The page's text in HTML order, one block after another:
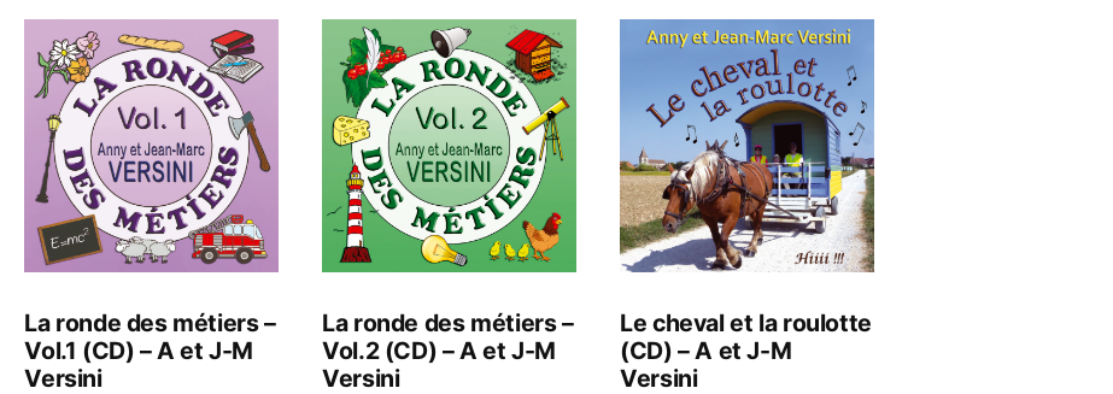
La ronde des métiers –
Vol.1 (CD) – A et J-M
Versini
La ronde des métiers –
Vol.2 (CD) – A et J-M
Versini
Le cheval et la roulotte
(CD) – A et J-M
Versini